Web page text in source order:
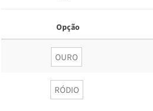
Opção
OURO
RÓDIO